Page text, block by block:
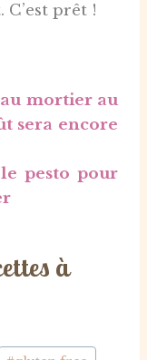
prêt !
mortier au
sera encore
pesto pour
à